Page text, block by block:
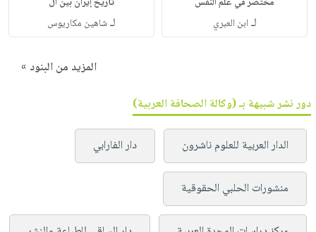
لـ ابن العبري لـشاهين مكاريوس
المزيد من البنود »
دور نشر شبيهة بـ (وكالة الصحافة العربية)
الدار العربية للعلوم ناشرون دار الفارابي
منشورات الحلبي الحقوقية